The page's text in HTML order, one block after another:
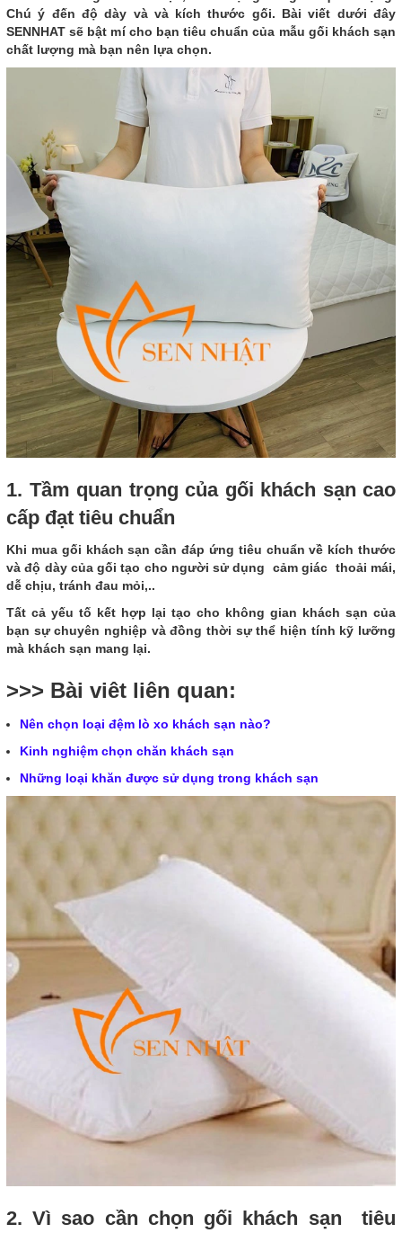
Chú ý đến độ dày và và kích thước gối. Bài viết dưới đây
SENNHAT sẽ bật mí cho bạn tiêu chuẩn của mẫu gối khách sạn
chất lượng mà bạn nên lựa chọn.
1. Tầm quan trọng của gối khách sạn cao
cấp đạt tiêu chuẩn
Khi mua gối khách sạn cần đáp ứng tiêu chuẩn về kích thước
và độ dày của gối tạo cho người sử dụng cảm giác thoải mái,
dễ chịu, tránh đau mỏi,..
Tất cả yếu tố kết hợp lại tạo cho không gian khách sạn của
bạn sự chuyên nghiệp và đồng thời sự thể hiện tính kỹ lưỡng
mà khách sạn mang lại.
>>> Bài viêt liên quan:
Nên chọn loại đệm lò xo khách sạn nào?
Kinh nghiệm chọn chăn khách sạn
Những loại khăn được sử dụng trong khách sạn
2. Vì sao cần chọn gối khách sạn tiêu